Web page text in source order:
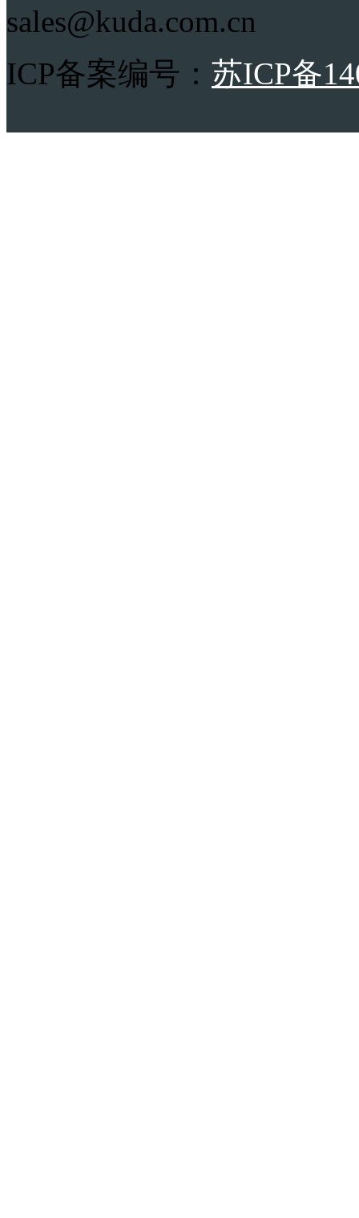
sales@kuda.com.cn
ICP备案编号： 苏ICP备